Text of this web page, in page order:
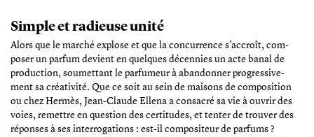
Simple et radieuse unité
Alors que le marché explose et que la concurrence s’accroît, com-
poser un parfum devient en quelques décennies un acte banal de
production, soumettant le parfumeur à abandonner progressive-
ment sa créativité. Que ce soit au sein de maisons de composition
ou chez Hermès, Jean-Claude Ellena a consacré sa vie à ouvrir des
voies, remettre en question des certitudes, et tenter de trouver des
réponses à ses interrogations : est-il compositeur de parfums ?